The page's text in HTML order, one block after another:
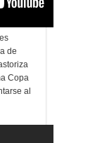
de
Copa
al